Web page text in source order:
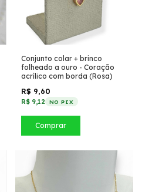
Conjunto colar + brinco
folheado a ouro - Coração
acrílico com borda (Rosa)
R$ 9,60
R$ 9,12 NO PIX
Comprar